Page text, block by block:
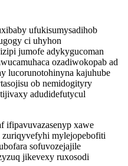
ufukisumysadihob
ci uhyhon
jumofe adykygucoman
ozadiwokopab ad
lucorunotohinyna kajuhube
ob nemidogityry
adudidefutycul
ifipavuvazasenyp xawe
mylejopebofiti
sofuvozejajile
jikevexy ruxosodi